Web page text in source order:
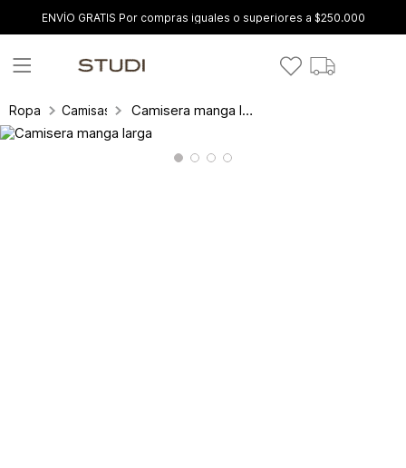
ENVÍO GRATIS Por compras iguales o superiores a $250.000
Ropa Camisas y blusas Camisera manga larga